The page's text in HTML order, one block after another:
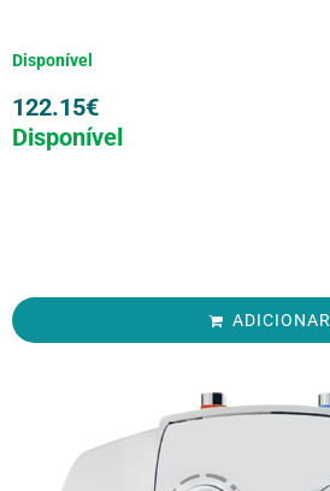
Disponível
122.15€
Disponível
ADICIONAR